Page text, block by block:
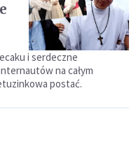
i serdeczne
na całym
postać.